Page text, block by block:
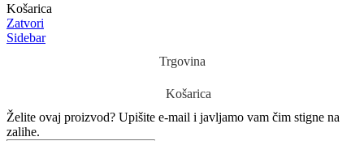
Košarica
Zatvori
Sidebar
Trgovina
Košarica
Želite ovaj proizvod? Upišite e-mail i javljamo vam čim stigne na
zalihe.